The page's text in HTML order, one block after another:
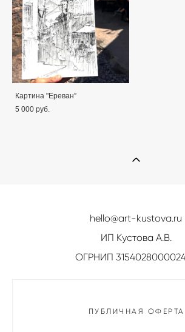
Картина "Ереван”
5 000 pуб.
hello@art-kustova.ru
ИП Кустова А.В.
ОГРНИП
ПУБЛИЧНАЯ ОФЕРТА